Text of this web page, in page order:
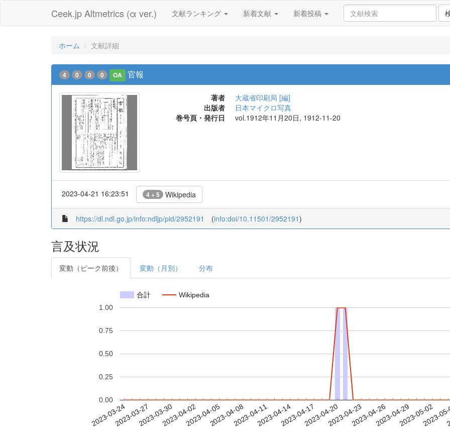
Ceek.jp Altmetrics (α ver.) 文献ランキング 新着文献 新着投稿
ホーム 文献詳細
4 0 0 0 OA 官報
著者
大蔵省印刷局 [編]
出版者
日本マイクロ写真
巻号頁・発行日
vol.1912年11月20日, 1912-11-20
2023-04-21 16:23:51 4 + 5 Wikipedia
https://dl.ndl.go.jp/info:ndljp/pid/2952191 (info:doi/10.11501/2952191)
言及状況
変動（ピーク前後） 変動（月別） 分布
合計 Wikipedia
2023-03-242023-03-272023-03-302023-04-022023-04-052023-04-082023-04-112023-04-142023-04-172023-04-202023-04-232023-04-262023-04-292023-05-02
2023-
0.00
0.25
0.50
0.75
1.00